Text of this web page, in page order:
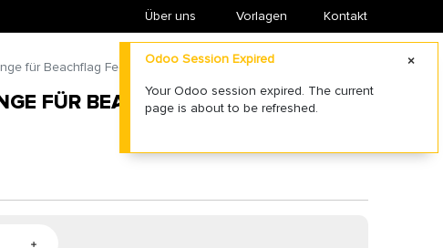
Über uns ​Vorlagen Kontakt
für Beachflag Federform - Small
FÜR BEACHFLAG FEDERFORM -
Odoo Session Expired
Your Odoo session expired. The current
page is about to be refreshed.